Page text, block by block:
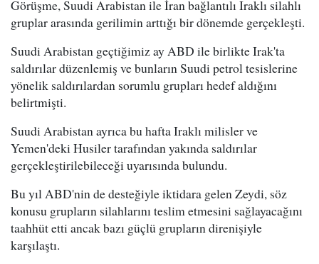
Görüşme, Suudi Arabistan ile İran bağlantılı Iraklı silahlı
gruplar arasında gerilimin arttığı bir dönemde gerçekleşti.
Suudi Arabistan geçtiğimiz ay ABD ile birlikte Irak'ta
saldırılar düzenlemiş ve bunların Suudi petrol tesislerine
yönelik saldırılardan sorumlu grupları hedef aldığını
belirtmişti.
Suudi Arabistan ayrıca bu hafta Iraklı milisler ve
Yemen'deki Husiler tarafından yakında saldırılar
gerçekleştirilebileceği uyarısında bulundu.
Bu yıl ABD'nin de desteğiyle iktidara gelen Zeydi, söz
konusu grupların silahlarını teslim etmesini sağlayacağını
taahhüt etti ancak bazı güçlü grupların direnişiyle
karşılaştı.